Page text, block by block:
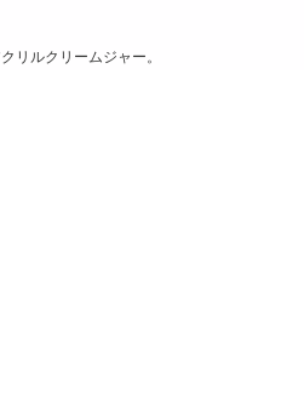
リルクリームジャー。